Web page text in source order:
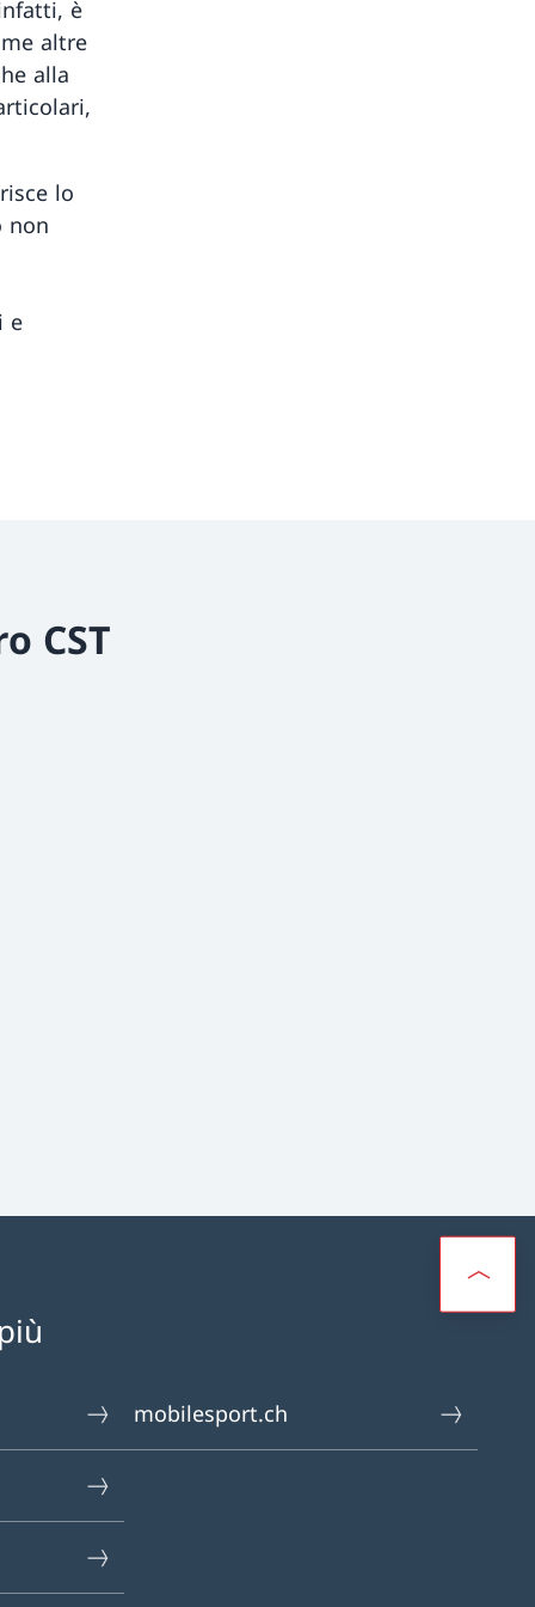
è
altre
alla
lo
non
e
CST
mobilesport.ch